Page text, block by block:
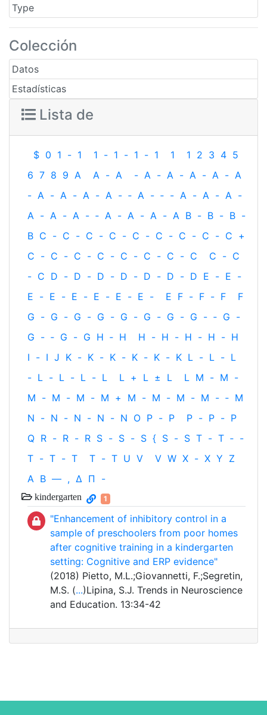
Type
Colección
Datos
Estadísticas
Lista de
$ 0 1 - 1 1 - 1 - 1 - 1 1 1 2 3 4 5
6 7 8 9 A A - A - A - A - A - A - A
- A - A - A - A - ‐ A - ‐ - A - A - A -
A - A - A - ‐ A - A - A - A B - B - B -
B C - C - C - C - C - C - C - C - C +
C - C - C - C - C - C - C - C C - C
- C D - D - D - D - D - D - D E - E -
E - E - E - E - E - E - E F - F - F
F
G - G - G - G - G - G - G - G - ‐ G -
G - ‐ G - G H ‐ H H - H - H - H - H
I - I J K - K - K - K - K - K L - L - L
- L - L - L - L L + L ± L L M - M -
M - M - M - M + M - M - M - M - ‐ M
N - N - N - N - N O P - P P - P - P
Q R - R - R S - S - S { S - S T - T ‐ -
T - T - T T - T U V V W X - X Y Z
Α Β — , Δ Π -
kindergarten 1
"Enhancement of inhibitory control in a
sample of preschoolers from poor homes
after cognitive training in a kindergarten
setting: Cognitive and ERP evidence"
(2018) Pietto, M.L.;Giovannetti, F.;Segretin,
M.S. (...)Lipina, S.J. Trends in Neuroscience
and Education. 13:34-42